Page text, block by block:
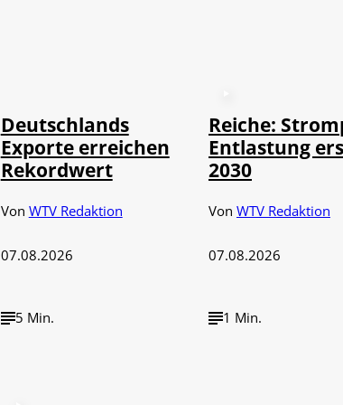
Deutschlands
Exporte erreichen
Rekordwert
Von WTV Redaktion
07.08.2026
5 Min.
Reiche:
Entlastung
2030
Von WTV Redaktion
07.08.2026
1 Min.